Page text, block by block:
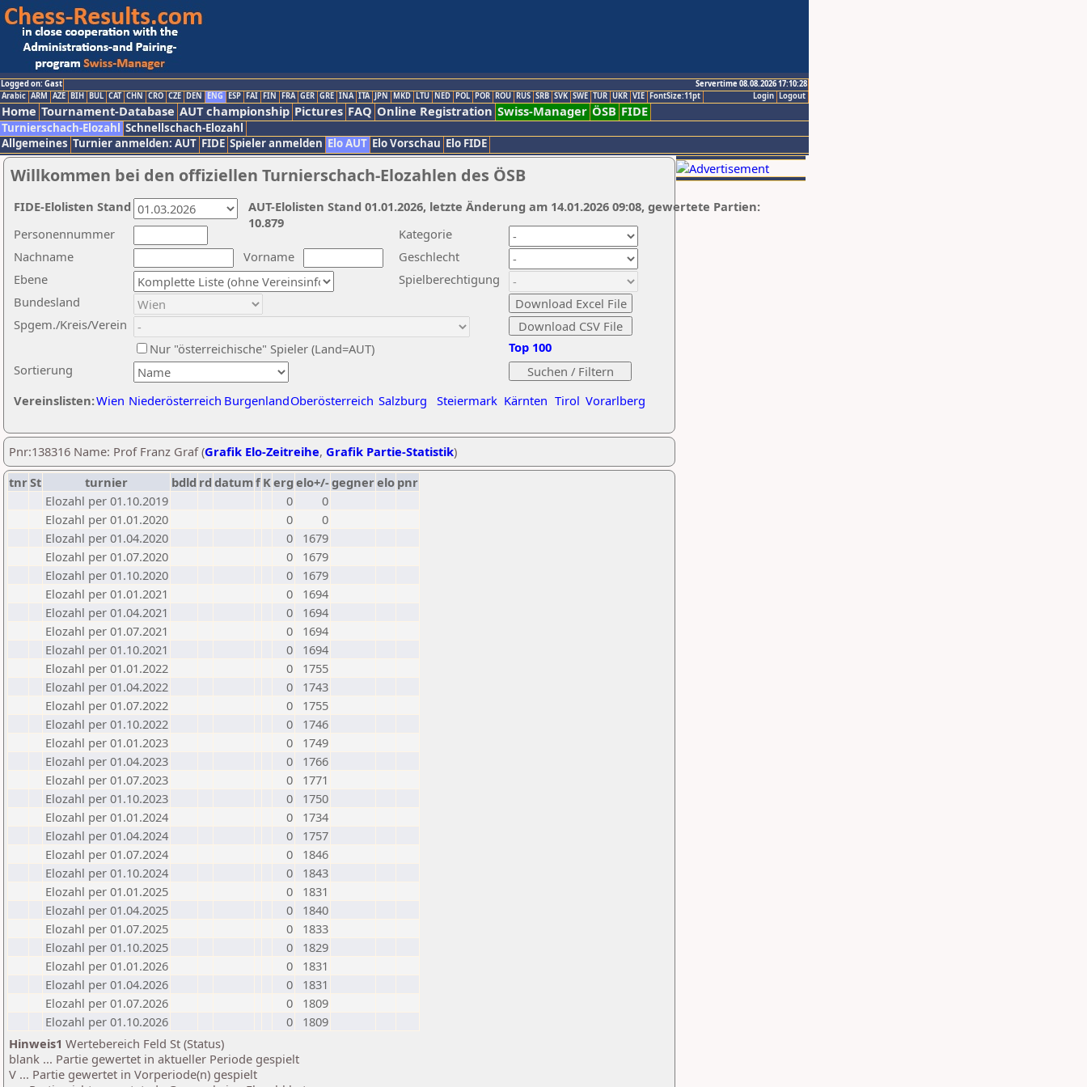
Logged on: Gast
Servertime 08.08.2026 17:10:28
Logout
Login
Arabic ARM AZE BIH BUL CAT CHN CRO CZE DEN ENG ESP FAI FIN FRA GER GRE INA ITA JPN MKD LTU NED POL POR ROU RUS SRB SVK SWE TUR UKR VIE FontSize:11pt
Home Tournament-Database AUT championship Pictures FAQ Online Registration Swiss-Manager ÖSB FIDE
Turnierschach-Elozahl Schnellschach-Elozahl
Allgemeines Turnier anmelden: AUT FIDE Spieler anmelden Elo AUT Elo Vorschau Elo FIDE
Willkommen bei den offiziellen Turnierschach-Elozahlen des ÖSB
Nachname
Vorname
Ebene
Kategorie
Sortierung
Personennummer
Bundesland
Spgem./Kreis/Verein
Geschlecht
Nur "österreichische" Spieler (Land=AUT)
Spielberechtigung
Vereinslisten:Wien Niederösterreich BurgenlandOberösterreich Salzburg Steiermark Kärnten Tirol Vorarlberg
Top 100
AUT-Elolisten Stand 01.01.2026, letzte Änderung am 14.01.2026 09:08, gewertete Partien:
10.879
FIDE-Elolisten Stand
Pnr:138316 Name: Prof Franz Graf (Grafik Elo-Zeitreihe, Grafik Partie-Statistik)
tnrSt turnier bdld rd datumf Kerg elo+/-gegnerelo pnr
Elozahl per 01.10.2019
0
0
Elozahl per 01.01.2020
0
0
Elozahl per 01.04.2020
0
1679
Elozahl per 01.07.2020
0
1679
Elozahl per 01.10.2020
0
1679
Elozahl per 01.01.2021
0
1694
Elozahl per 01.04.2021
0
1694
Elozahl per 01.07.2021
0
1694
Elozahl per 01.10.2021
0
1694
Elozahl per 01.01.2022
0
1755
Elozahl per 01.04.2022
0
1743
Elozahl per 01.07.2022
0
1755
Elozahl per 01.10.2022
0
1746
Elozahl per 01.01.2023
0
1749
Elozahl per 01.04.2023
0
1766
Elozahl per 01.07.2023
0
1771
Elozahl per 01.10.2023
0
1750
Elozahl per 01.01.2024
0
1734
Elozahl per 01.04.2024
0
1757
Elozahl per 01.07.2024
0
1846
Elozahl per 01.10.2024
0
1843
Elozahl per 01.01.2025
0
1831
Elozahl per 01.04.2025
0
1840
Elozahl per 01.07.2025
0
1833
Elozahl per 01.10.2025
0
1829
Elozahl per 01.01.2026
0
1831
Elozahl per 01.04.2026
0
1831
Elozahl per 01.07.2026
0
1809
Elozahl per 01.10.2026
0
1809
Hinweis1 Wertebereich Feld St (Status)
blank ... Partie gewertet in aktueller Periode gespielt
V ... Partie gewertet in Vorperiode(n) gespielt